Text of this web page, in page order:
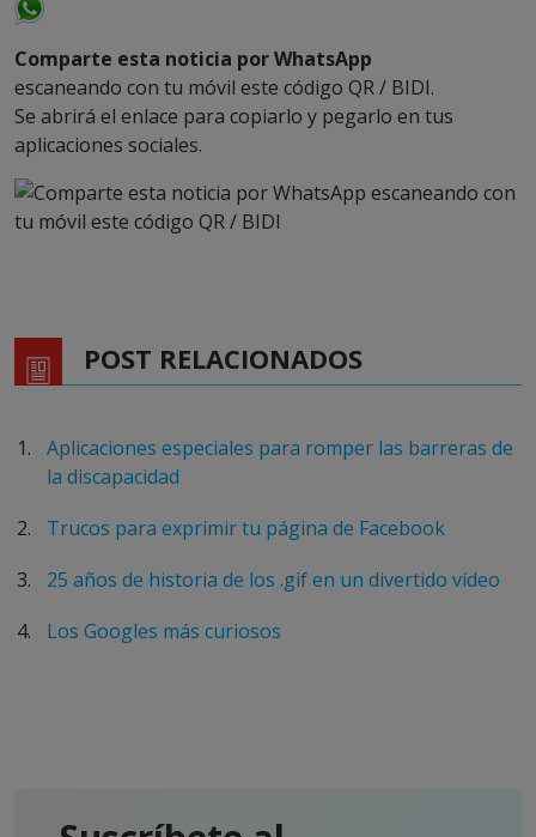
Comparte esta noticia por WhatsApp
escaneando con tu móvil este código QR / BIDI.
Se abrirá el enlace para copiarlo y pegarlo en tus
aplicaciones sociales.
POST RELACIONADOS
Aplicaciones especiales para romper las barreras de
la discapacidad
Trucos para exprimir tu página de Facebook
25 años de historia de los .gif en un divertido vídeo
Los Googles más curiosos